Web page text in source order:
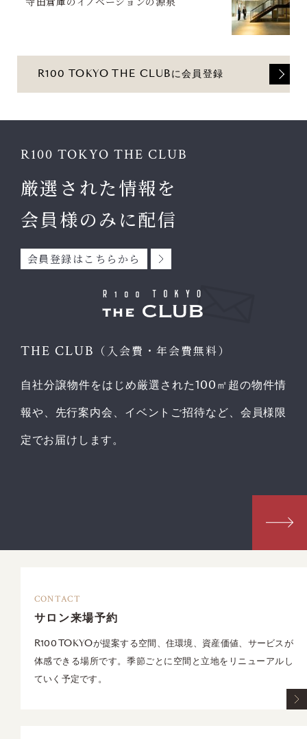
R100 TOKYO THE CLUBに会員登録
R100 TOKYO THE CLUB
厳選された情報を
会員様のみに配信
会員登録はこちらから
THE CLUB （入会費・年会費無料）
自社分譲物件をはじめ厳選された100㎡超の物件情
報や、先行案内会、イベントご招待など、会員様限
定でお届けします。
CONTACT
サロン来場予約
R100 TOKYOが提案する空間、住環境、資産価値、サービスが
体感できる場所です。季節ごとに空間と立地をリニューアルし
ていく予定です。